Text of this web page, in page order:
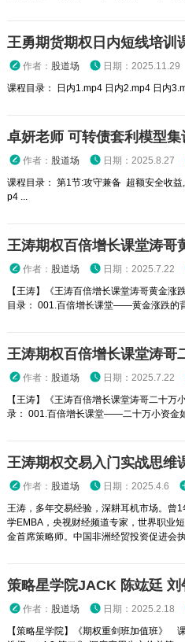
作者： 股道场 日期：2025.11.29
课程目录： 日内1.mp4 日内2.mp4 日内
卓妍老师 可转债套利模型集
作者： 股道场 日期：2025.8.27
课程目录： 第1节:攻守兼备 超额安全收
p4 ...
作者： 股道场 日期：2025.7.22
【王涛】《王涛百倍增长课堂涛哥黄金
目录： 001.百倍增长课堂——黄金涨跌的
作者： 股道场 日期：2025.7.22
【王涛】《王涛百倍增长课堂涛哥二十
录： 001.百倍增长课堂——二十万小资金
王涛期权交易入门实战思维
作者： 股道场 日期：2025.4.6
王涛，多年交易经验，深耕耳机市场。曾
学EMBA，央视财经频道专家，世界职业
金首席策略师。中国非洲经贸投资促进会
策略星学院JACK 陈竑廷
作者： 股道场 日期：2025.2.18
【策略星学院】《期权重剑班加值班》